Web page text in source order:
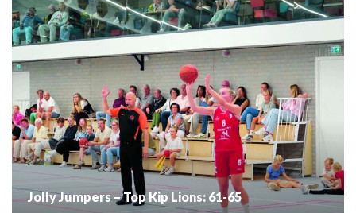
Jolly Jumpers – Top Kip Lions: 61-65